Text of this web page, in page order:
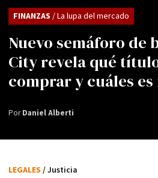
Nuevo semáforo de
City revela qué
comprar y cuáles
FINANZAS / La lupa del mercado
PorDaniel Alberti
LEGALES / Justicia